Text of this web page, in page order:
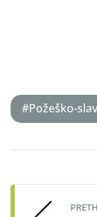
#Požeško-